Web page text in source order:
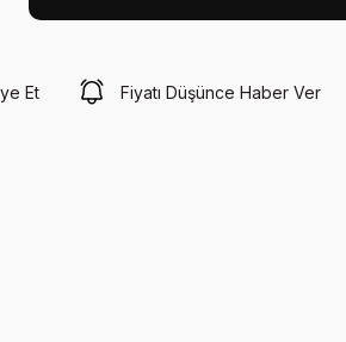
Et Fiyatı Düşünce Haber Ver